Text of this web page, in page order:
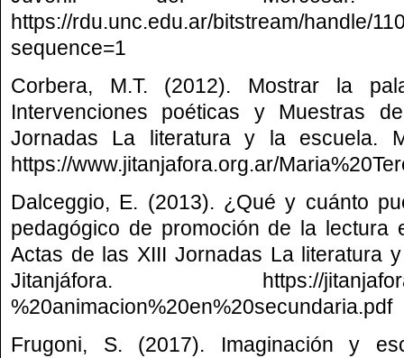
https://rdu.unc.edu.ar/bitstream/handle/
sequence=1
Corbera, M.T. (2012). Mostrar la
Intervenciones poéticas y Muestras
Jornadas La literatura y la escuela.
https://www.jitanjafora.org.ar/
Dalceggio, E. (2013). ¿Qué y cuánto
pedagógico de promoción de la lectura
Actas de las XIII Jornadas La literatura
Jitanjáfora. https://
%20animacion%20en%20secundaria.pdf
Frugoni, S. (2017). Imaginación y